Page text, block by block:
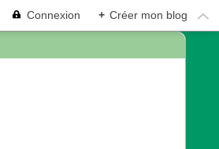
Connexion + Créer mon blog